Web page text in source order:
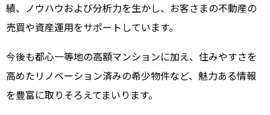
績、ノウハウおよび分析力を生かし、お客さまの不動産の
売買や資産運用をサポートしています。
今後も都心一等地の高額マンションに加え、住みやすさを
高めたリノベーション済みの希少物件など、魅力ある情報
を豊富に取りそろえてまいります。